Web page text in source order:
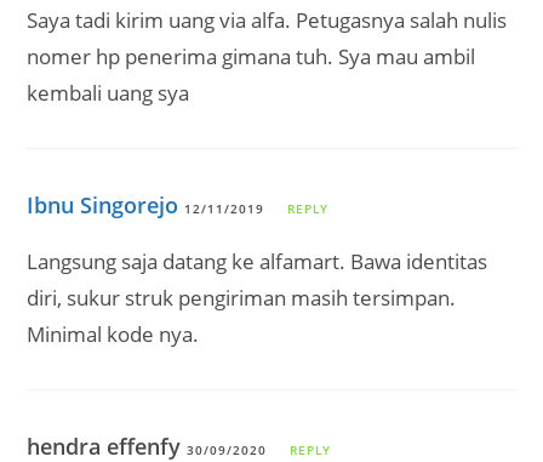
Saya tadi kirim uang via alfa. Petugasnya salah nulis
nomer hp penerima gimana tuh. Sya mau ambil
kembali uang sya
Ibnu Singorejo 12/11/2019 REPLY
Langsung saja datang ke alfamart. Bawa identitas
diri, sukur struk pengiriman masih tersimpan.
Minimal kode nya.
hendra effenfy30/09/2020 REPLY